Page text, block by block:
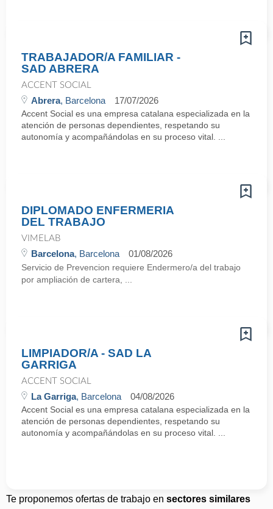
TRABAJADOR/A FAMILIAR -
SAD ABRERA
ACCENT SOCIAL
Abrera, Barcelona 17/07/2026
Accent Social es una empresa catalana especializada en la
atención de personas dependientes, respetando su
autonomía y acompañándolas en su proceso vital. ...
DIPLOMADO ENFERMERIA
DEL TRABAJO
VIMELAB
Barcelona, Barcelona 01/08/2026
Servicio de Prevencion requiere Endermero/a del trabajo
por ampliación de cartera, ...
LIMPIADOR/A - SAD LA
GARRIGA
ACCENT SOCIAL
La Garriga, Barcelona 04/08/2026
Accent Social es una empresa catalana especializada en la
atención de personas dependientes, respetando su
autonomía y acompañándolas en su proceso vital. ...
Te proponemos ofertas de trabajo en sectores similares